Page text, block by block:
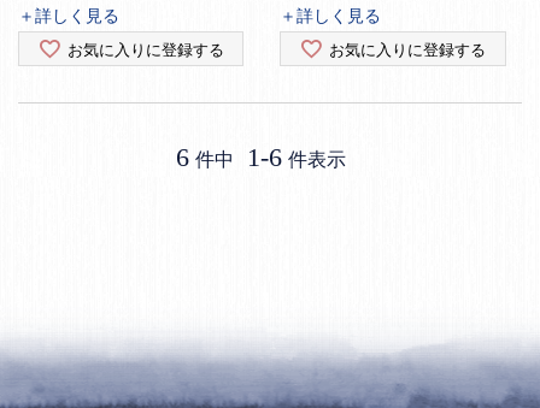
＋詳しく見る
お気に入りに登録する
＋詳しく見る
お気に入りに登録する
6 件中 1-6 件表示